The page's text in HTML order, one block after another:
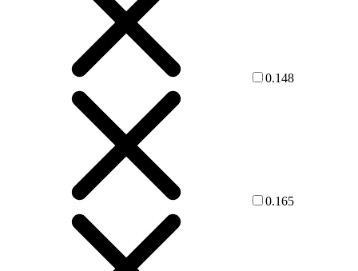
0.148
0.165